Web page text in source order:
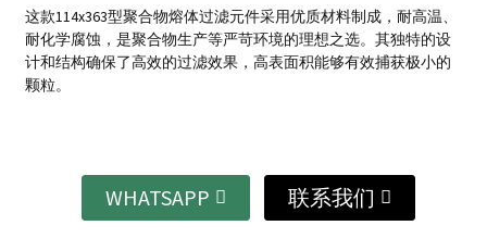
这款114x363型聚合物熔体过滤元件采用优质材料制成，耐高温、
耐化学腐蚀，是聚合物生产等严苛环境的理想之选。其独特的设
计和结构确保了高效的过滤效果，高表面积能够有效捕获极小的
颗粒。
WHATSAPP 联系我们